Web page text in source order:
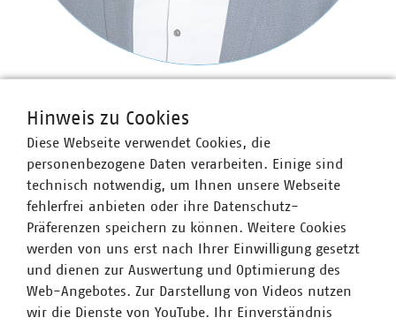
Senior-Fachgebietsleiter
+49 211 159243-12
schulpin(at)vku(dot)de
Hinweis zu Cookies
Diese Webseite verwendet Cookies, die
personenbezogene Daten verarbeiten. Einige sind
technisch notwendig, um Ihnen unsere Webseite
fehlerfrei anbieten oder ihre Datenschutz-
Präferenzen speichern zu können. Weitere Cookies
werden von uns erst nach Ihrer Einwilligung gesetzt
und dienen zur Auswertung und Optimierung des
Web-Angebotes. Zur Darstellung von Videos nutzen
wir die Dienste von YouTube. Ihr Einverständnis